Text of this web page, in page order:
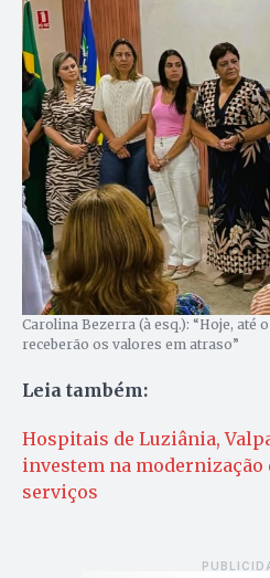
Carolina Bezerra (à esq.): “Hoje, até
receberão os valores em atraso”
Leia também:
Hospitais de Luziânia,
investem na modernização
serviços